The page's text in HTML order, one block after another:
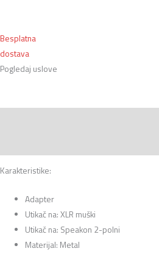
Besplatna
dostava
Pogledaj uslove
Karakteristike:
Adapter
Utikač na: XLR muški
Utikač na: Speakon 2-polni
Materijal: Metal